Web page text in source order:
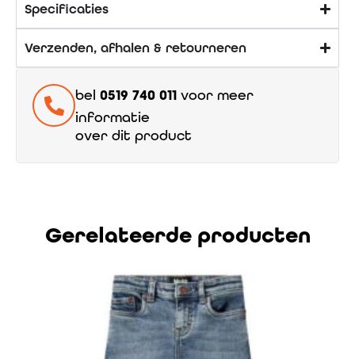
Specificaties
Verzenden, afhalen & retourneren
bel 0519 740 011 voor meer
informatie
over dit product
Gerelateerde producten